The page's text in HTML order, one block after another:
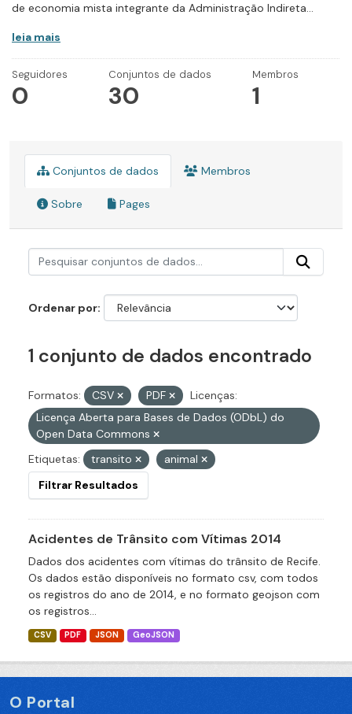
de economia mista integrante da Administração Indireta...
leia mais
Seguidores
0
Conjuntos de dados
30
Membros
1
Conjuntos de dados Membros
Sobre Pages
Ordenar por
1 conjunto de dados encontrado
Formatos: CSV PDF
Licenças:
Licença Aberta para Bases de Dados (ODbL) do
Open Data Commons
Etiquetas:
transito
animal
Filtrar Resultados
Acidentes de Trânsito com Vítimas 2014
Dados dos acidentes com vítimas do trânsito de Recife.
Os dados estão disponíveis no formato csv, com todos
os registros do ano de 2014, e no formato geojson com
os registros...
CSV PDF JSON GeoJSON
O Portal